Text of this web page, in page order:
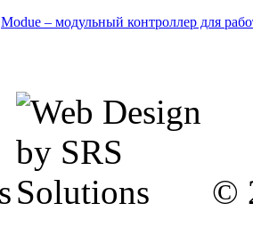
Modue – модульный контроллер для
©